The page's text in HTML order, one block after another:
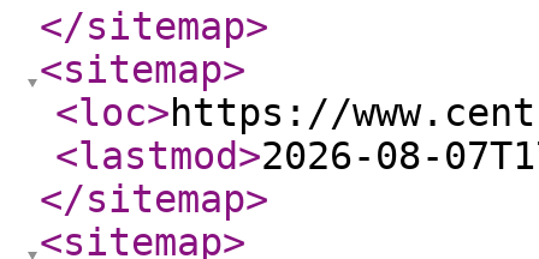
</sitemap>
<sitemap>
<loc>https://
<lastmod>2026-08-
</sitemap>
<sitemap>